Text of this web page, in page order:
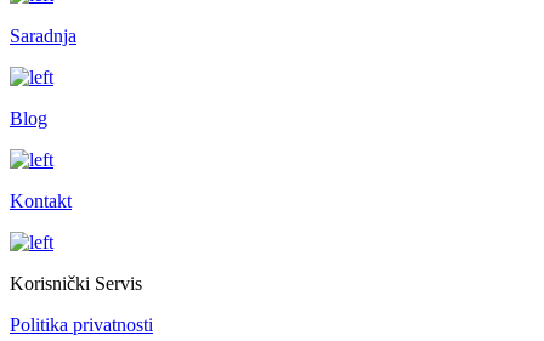
Saradnja
Blog
Kontakt
Korisnički Servis
Politika privatnosti